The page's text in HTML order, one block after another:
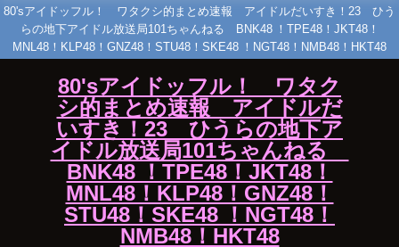
80'sアイドッフル！ ワタクシ的まとめ速報 アイドルだいすき！23 ひう
らの地下アイドル放送局101ちゃんねる BNK48 ！TPE48！JKT48！
MNL48！KLP48！GNZ48！STU48！SKE48 ！NGT48！NMB48！HKT48
80'sアイドッフル！ ワタク
シ的まとめ速報 アイドルだ
いすき！23 ひうらの地下ア
イドル放送局101ちゃんねる
BNK48 ！TPE48！JKT48！
MNL48！KLP48！GNZ48！
STU48！SKE48 ！NGT48！
NMB48！HKT48